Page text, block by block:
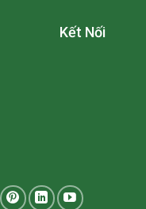
Kết Nối